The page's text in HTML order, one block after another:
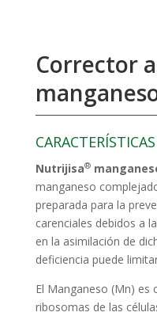
Corrector
CARACTERÍSTICAS
Nutrijisa®
manganeso
preparada para la
carenciales debidos a
en la asimilación de
deficiencia puede
El Manganeso (Mn) es
ribosomas de las